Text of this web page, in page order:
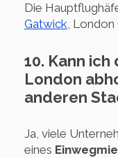
Die
Gatwick, London
10. Kann ich
London
anderen
Ja, viele
eines